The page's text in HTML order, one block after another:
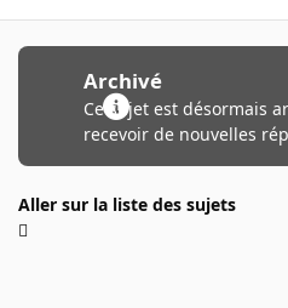
Archivé
Ce sujet est désormais
recevoir de nouvelles
Aller sur la liste des sujets